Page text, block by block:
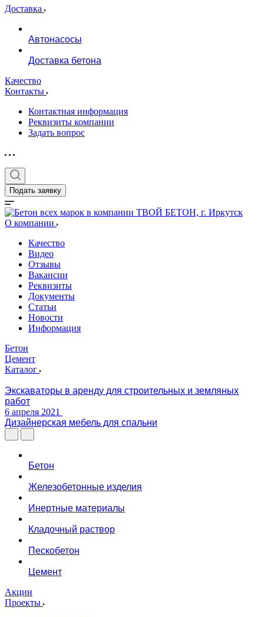
Доставка
Автонасосы
Доставка бетона
Качество
Контакты
Контактная информация
Реквизиты компании
Задать вопрос
Подать заявку
О компании
Качество
Видео
Отзывы
Вакансии
Реквизиты
Документы
Статьи
Новости
Информация
Бетон
Цемент
Каталог
Экскаваторы в аренду для строительных и земляных
работ
6 апреля 2021
Дизайнерская мебель для спальни
Бетон
Железобетонные изделия
Инертные материалы
Кладочный раствор
Пескобетон
Цемент
Акции
Проекты